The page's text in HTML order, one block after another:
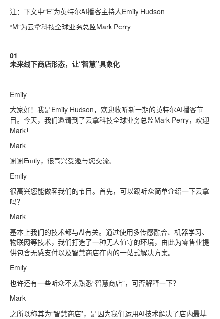
注：下文中“E”为英特尔AI播客主持人Emily Hudson
“M”为云拿科技全球业务总监Mark Perry
01
未来线下商店形态，让“智慧”具象化
Emily
大家好！我是Emily Hudson，欢迎收听新一期的英特尔AI播客节
目。今天，我们邀请到了云拿科技全球业务总监Mark Perry，欢迎
Mark！
Mark
谢谢Emily，很高兴受邀与您交流。
Emily
很高兴您能做客我们的节目。首先，可以跟听众简单介绍一下云拿
吗？
Mark
基本上我们的技术都与AI有关。通过使用多传感融合、机器学习、
物联网等技术，我们打造了一种无人值守的环境，由此为零售业提
供包含无感支付以及智慧商店在内的一站式解决方案。
Emily
也许还有一些听众不太熟悉“智慧商店”，可否解释一下？
Mark
之所以称其为“智慧商店”，是因为我们运用AI技术解决了店内最基